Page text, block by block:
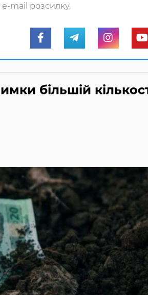
e-mail розсилку.
більшій